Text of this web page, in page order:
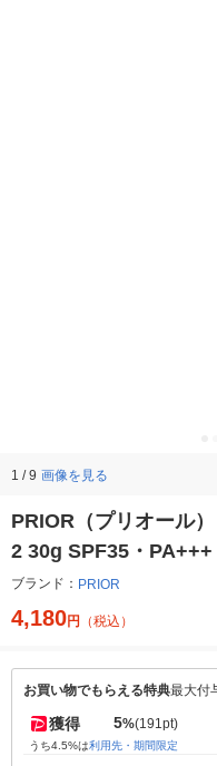
1 / 9 画像を見る
PRIOR（プリオール
2 30g SPF35・PA+++
ブランド： PRIOR
4,180円 （税込）
お買い物でもらえる特典最大付
獲得 5%(191pt)
うち4.5%は利用先・期間限定